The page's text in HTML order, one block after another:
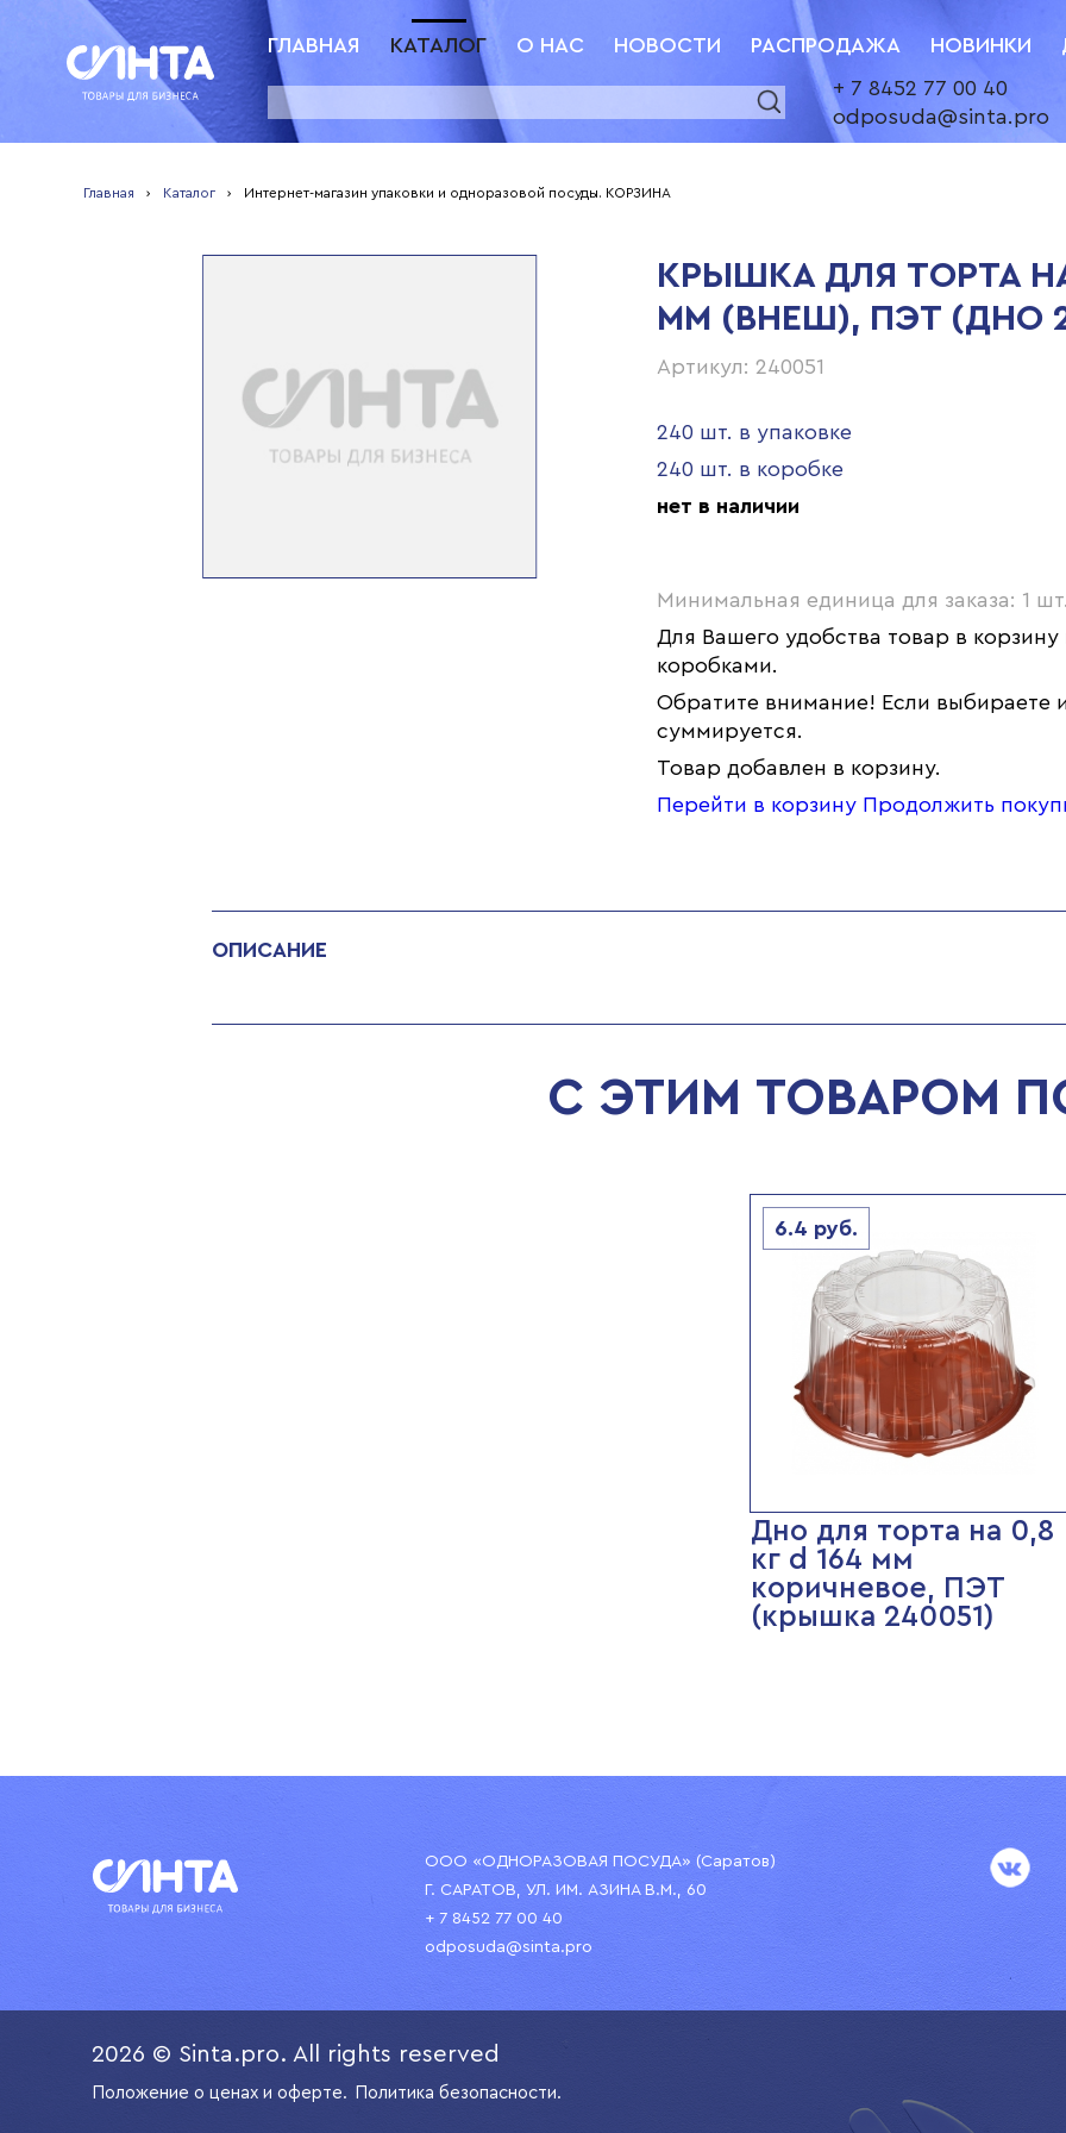
ГЛАВНАЯ КАТАЛОГ О НАС НОВОСТИ РАСПРОДАЖА НОВИНКИ
+ 7 8452 77 00 40
odposuda@sinta.pro
Главная › Каталог › Интернет-магазин упаковки и одноразовой посуды. КОРЗИНА
КРЫШКА ДЛЯ ТОРТА
ММ (ВНЕШ), ПЭТ (ДНО
Артикул: 240051
240 шт. в упаковке
240 шт. в коробке
нет в наличии
Минимальная единица для заказа: 1 шт.
Для Вашего удобства товар в
коробками.
Обратите внимание! Если выбираете
суммируется.
Товар добавлен в корзину.
Перейти в корзину Продолжить
ОПИСАНИЕ
С ЭТИМ ТОВАРОМ
6.4 руб.
Дно для торта на 0,8
кг d 164 мм
коричневое, ПЭТ
(крышка 240051)
ООО «ОДНОРАЗОВАЯ ПОСУДА» (Саратов)
Г. САРАТОВ, УЛ. ИМ. АЗИНА В.М., 60
+ 7 8452 77 00 40
odposuda@sinta.pro
2026 © Sinta.pro. All rights reserved
Положение о ценах и оферте. Политика безопасности.